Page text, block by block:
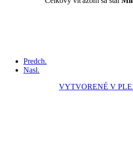
Predch.
Nasl.
VYTVORENÉ V